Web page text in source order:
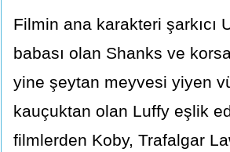
Filmin ana karakteri şarkıcı
babası olan Shanks ve
yine şeytan meyvesi yiyen
kauçuktan olan Luffy eşlik
filmlerden Koby, Trafalgar